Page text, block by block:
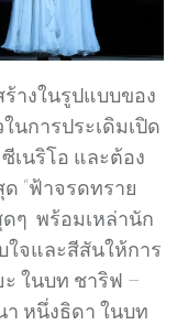
างในรูปแบบของ
นการประเดิมเปิด
เนริโอ และต้อง
“ฟ้าจรดทราย
ดๆ พร้อมเหล่านัก
จและสีสันให้การ
ในบท ชาริฟ –
หนึ่งธิดา ในบท